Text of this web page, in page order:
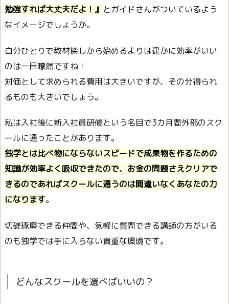
勉強すれば大丈夫だよ！』 とガイドさんがついているよう
なイメージでしょうか。
自分ひとりで教材探しから始めるよりは遥かに効率がいい
のは一目瞭然ですね！
対価として求められる費用は大きいですが、その分得られ
るものも大きいでしょう。
私は入社後に新入社員研修という名目で3カ月間外部のスク
ールに通ったことがあります。
独学とは比べ物にならないスピードで成果物を作るための
知識が効率よく吸収できたので、お金の問題さえクリアで
きるのであればスクールに通うのは間違いなくあなたの力
になります。
切磋琢磨できる仲間や、気軽に質問できる講師の方がいる
のも独学では手に入らない貴重な環境です。
どんなスクールを選べばいいの？